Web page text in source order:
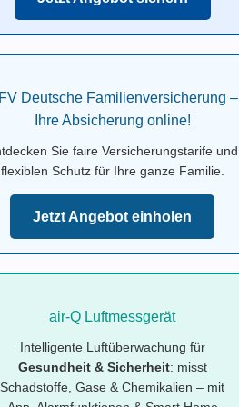
Deutsche Familienversicherung –
Ihre Absicherung online!
Sie faire Versicherungstarife und
flexiblen Schutz für Ihre ganze Familie.
Jetzt Angebot einholen
air-Q Luftmessgerät
Intelligente Luftüberwachung für
Gesundheit & Sicherheit: misst
Schadstoffe, Gase & Chemikalien – mit